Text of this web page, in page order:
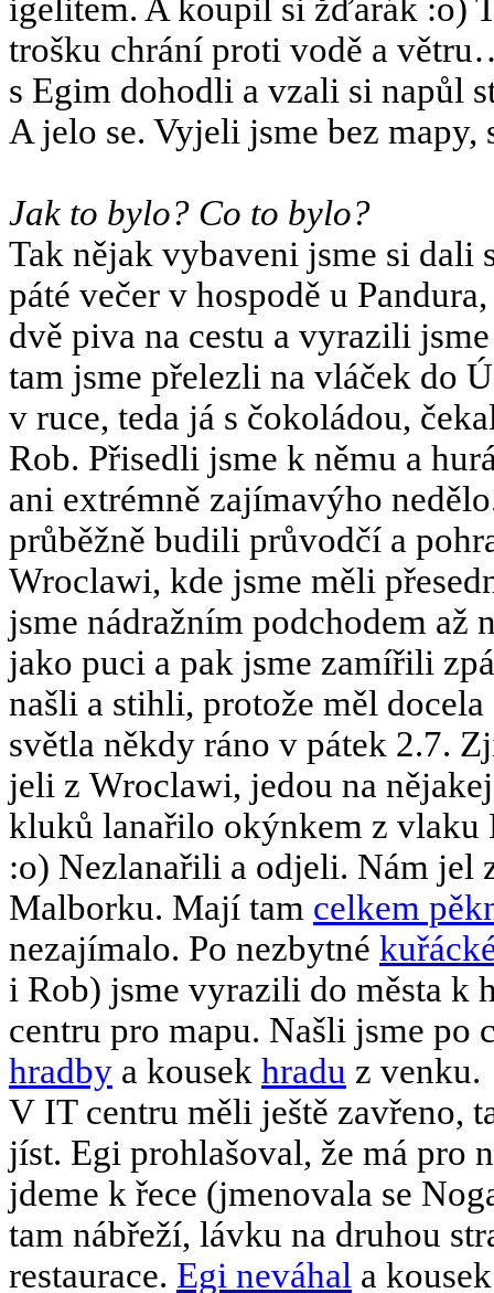
igelitem. A koupil si žďarák :o)
trošku chrání proti vodě a
s Egim dohodli a vzali si
A jelo se. Vyjeli jsme bez
Jak to bylo? Co to bylo?
Tak nějak vybaveni jsme si dali
páté večer v hospodě u
dvě piva na cestu a vyrazili
tam jsme přelezli na vláček do
v ruce, teda já s čokoládou,
Rob. Přisedli jsme k němu a
ani extrémně zajímavýho
průběžně budili průvodčí a
Wroclawi, kde jsme měli
jsme nádražním podchodem
jako puci a pak jsme zamířili
našli a stihli, protože měl
světla někdy ráno v pátek 2.7.
jeli z Wroclawi, jedou na
kluků lanařilo okýnkem z vlaku
:o) Nezlanařili a odjeli. Nám jel
Malborku. Mají tam celkem
nezajímalo. Po nezbytné
i Rob) jsme vyrazili do města k
centru pro mapu. Našli jsme
hradby a kousek hradu z venku.
V IT centru měli ještě zavřeno,
jíst. Egi prohlašoval, že má pro
jdeme k řece (jmenovala se
tam nábřeží, lávku na druhou
restaurace. Egi neváhal a